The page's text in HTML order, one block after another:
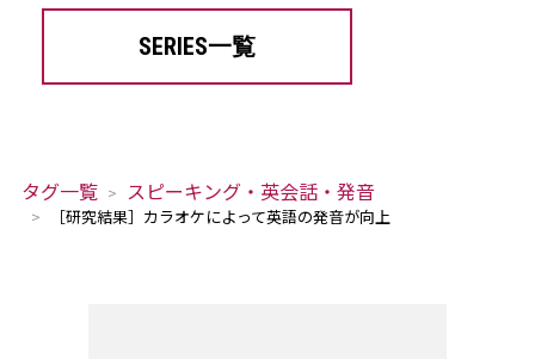
SERIES一覧
タグ一覧 スピーキング・英会話・発音
［研究結果］カラオケによって英語の発音が向上